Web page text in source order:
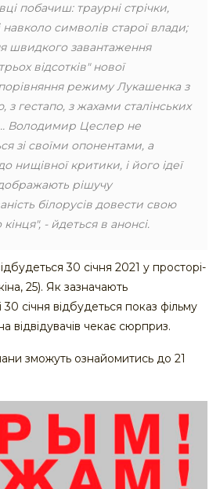
побачиш: траурні стрічки,
навколо символів старої влади;
швидкого завантаження
відсотків" нової
порівняння режиму Лукашенка з
з гестапо, з жахами сталінських
Володимир Цеслер не
зі своїми опонентами, а
нищівної критики, і його ідеї
рішучу
білорусів довести свою
- йдеться в анонсі.
30 січня 2021 у просторі-
25). Як зазначають
30 січня відбудеться показ фільму
відвідувачів чекає сюрприз.
зможуть ознайомитись до 21